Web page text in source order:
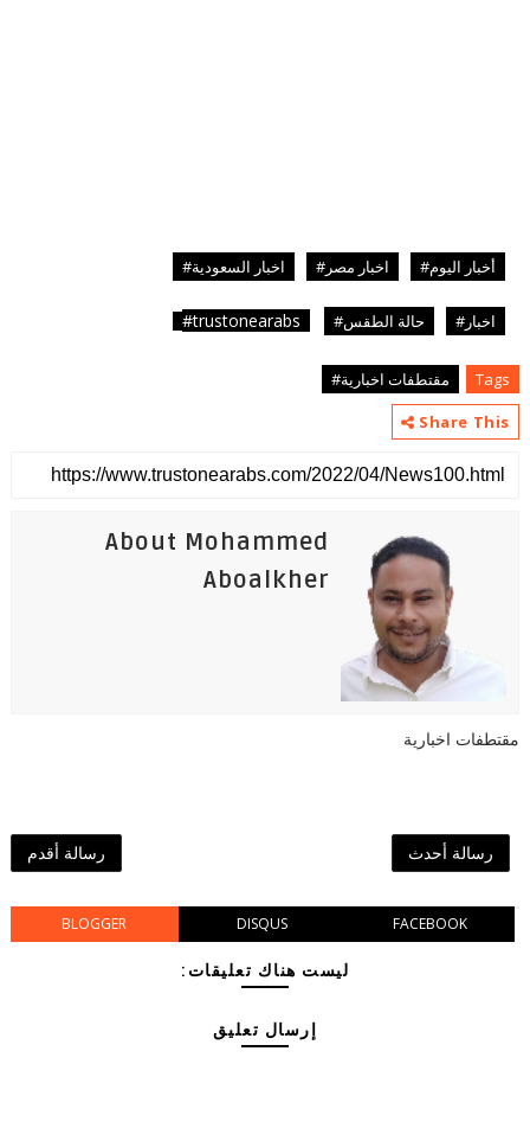
أخبار اليوم# اخبار مصر# اخبار السعودية#
اخبار# حالة الطقس#
Tags
مقتطفات اخبارية#
Share This
About Mohammed
Aboalkher
مقتطفات اخبارية
رسالة أحدث رسالة أقدم
BLOGGER DISQUS FACEBOOK
ليست هناك تعليقات:
إرسال تعليق